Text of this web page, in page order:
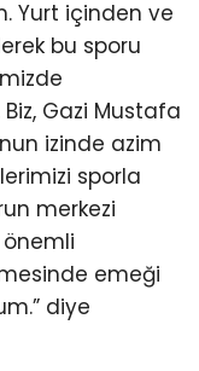
Yurt içinden ve
bu sporu
Gazi Mustafa
izinde azim
sporla
merkezi
emeği
diye